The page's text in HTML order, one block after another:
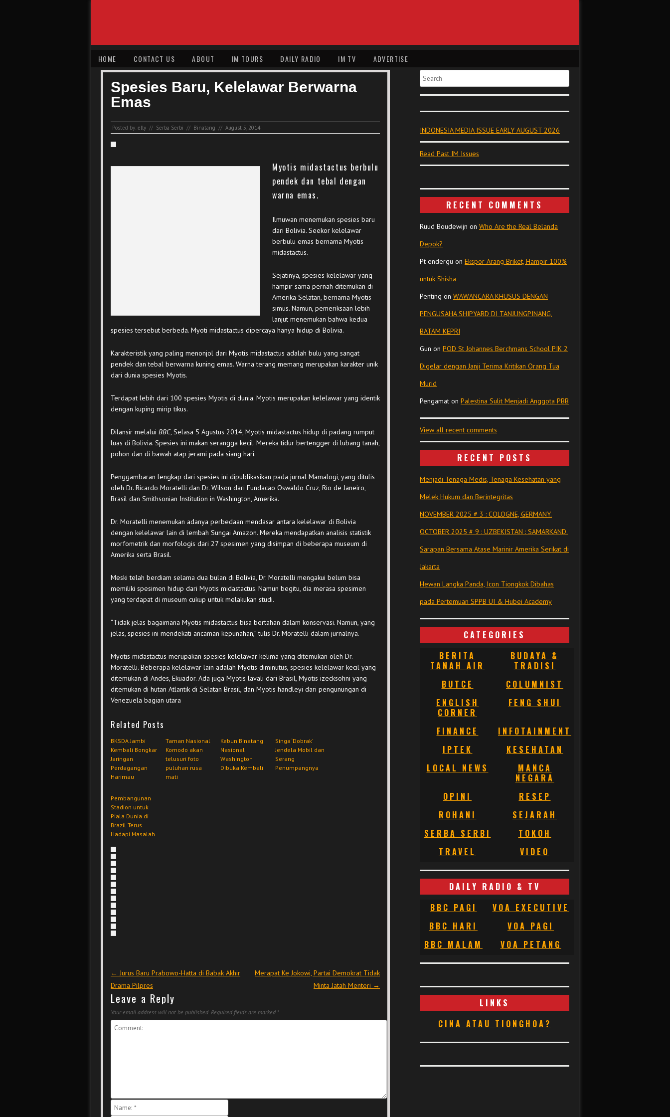
HOME CONTACT US ABOUT IM TOURS DAILY RADIO IM TV ADVERTISE
Spesies Baru, Kelelawar Berwarna
Emas
Posted by: elly // Serba Serbi // Binatang // August 5, 2014
Myotis midastactus berbulu
pendek dan tebal dengan
warna emas.
Ilmuwan menemukan spesies baru
dari Bolivia. Seekor kelelawar
berbulu emas bernama Myotis
midastactus.
Sejatinya, spesies kelelawar yang
hampir sama pernah ditemukan di
Amerika Selatan, bernama Myotis
simus. Namun, pemeriksaan lebih
lanjut menemukan bahwa kedua
spesies tersebut berbeda. Myoti midastactus dipercaya hanya hidup di Bolivia.
Karakteristik yang paling menonjol dari Myotis midastactus adalah bulu yang sangat
pendek dan tebal berwarna kuning emas. Warna terang memang merupakan karakter unik
dari dunia spesies Myotis.
Terdapat lebih dari 100 spesies Myotis di dunia. Myotis merupakan kelelawar yang identik
dengan kuping mirip tikus.
Dilansir melalui BBC, Selasa 5 Agustus 2014, Myotis midastactus hidup di padang rumput
luas di Bolivia. Spesies ini makan serangga kecil. Mereka tidur bertengger di lubang tanah,
pohon dan di bawah atap jerami pada siang hari.
Penggambaran lengkap dari spesies ini dipublikasikan pada jurnal Mamalogi, yang ditulis
oleh Dr. Ricardo Moratelli dan Dr. Wilson dari Fundacao Oswaldo Cruz, Rio de Janeiro,
Brasil dan Smithsonian Institution in Washington, Amerika.
Dr. Moratelli menemukan adanya perbedaan mendasar antara kelelawar di Bolivia
dengan kelelawar lain di lembah Sungai Amazon. Mereka mendapatkan analisis statistik
morfometrik dan morfologis dari 27 spesimen yang disimpan di beberapa museum di
Amerika serta Brasil.
Meski telah berdiam selama dua bulan di Bolivia, Dr. Moratelli mengakui belum bisa
memiliki spesimen hidup dari Myotis midastactus. Namun begitu, dia merasa spesimen
yang terdapat di museum cukup untuk melakukan studi.
“Tidak jelas bagaimana Myotis midastactus bisa bertahan dalam konservasi. Namun, yang
jelas, spesies ini mendekati ancaman kepunahan,” tulis Dr. Moratelli dalam jurnalnya.
Myotis midastactus merupakan spesies kelelawar kelima yang ditemukan oleh Dr.
Moratelli. Beberapa kelelawar lain adalah Myotis diminutus, spesies kelelawar kecil yang
ditemukan di Andes, Ekuador. Ada juga Myotis lavali dari Brasil, Myotis izecksohni yang
ditemukan di hutan Atlantik di Selatan Brasil, dan Myotis handleyi dari pengunungan di
Venezuela bagian utara
Related Posts
BKSDA Jambi
Kembali Bongkar
Jaringan
Perdagangan
Harimau
Taman Nasional
Komodo akan
telusuri foto
puluhan rusa
mati
Kebun Binatang
Nasional
Washington
Dibuka Kembali
Singa ‘Dobrak’
Jendela Mobil dan
Serang
Penumpangnya
Pembangunan
Stadion untuk
Piala Dunia di
Brazil Terus
Hadapi Masalah
Post navigation
← Jurus Baru Prabowo-Hatta di Babak Akhir
Drama Pilpres
Merapat Ke Jokowi, Partai Demokrat Tidak
Minta Jatah Menteri →
Leave a Reply
Your email address will not be published. Required fields are marked *
Search
INDONESIA MEDIA ISSUE EARLY AUGUST 2026
Read Past IM Issues
RECENT COMMENTS
Ruud Boudewijn on Who Are the Real Belanda
Depok?
Pt endergu on Ekspor Arang Briket, Hampir 100%
untuk Shisha
Penting on WAWANCARA KHUSUS DENGAN
PENGUSAHA SHIPYARD DI TANJUNGPINANG,
BATAM KEPRI
Gun on POD St Johannes Berchmans School PIK 2
Digelar dengan Janji Terima Kritikan Orang Tua
Murid
Pengamat on Palestina Sulit Menjadi Anggota PBB
View all recent comments
RECENT POSTS
Menjadi Tenaga Medis, Tenaga Kesehatan yang
Melek Hukum dan Berintegritas
NOVEMBER 2025 # 3 : COLOGNE, GERMANY.
OCTOBER 2025 # 9 : UZBEKISTAN : SAMARKAND.
Sarapan Bersama Atase Marinir Amerika Serikat di
Jakarta
Hewan Langka Panda, Icon Tiongkok Dibahas
pada Pertemuan SPPB UI & Hubei Academy
CATEGORIES
BERITA
TANAH AIR
BUDAYA &
TRADISI
BUTCE
COLUMNIST
ENGLISH
CORNER
FENG SHUI
FINANCE
INFOTAINMENT
IPTEK
KESEHATAN
LOCAL NEWS
MANCA
NEGARA
OPINI
RESEP
ROHANI
SEJARAH
SERBA SERBI
TOKOH
TRAVEL
VIDEO
DAILY RADIO & TV
BBC PAGI
VOA EXECUTIVE
BBC HARI
VOA PAGI
BBC MALAM
VOA PETANG
LINKS
CINA ATAU TIONGHOA?